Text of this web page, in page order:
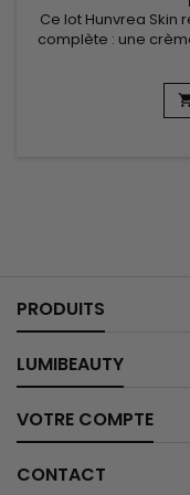
Ce lot Hunvrea Skin
complète : une
intensément, une
et sublimer
mousse onctueuse
Enrichis en actifs
PRODUITS
LUMIBEAUTY
VOTRE COMPTE
CONTACT